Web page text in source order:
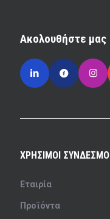
Ακολουθήστε μας
ΧΡΗΣΙΜΟΙ ΣΥΝΔΕΣΜΟΙ
Εταιρία
Προϊόντα